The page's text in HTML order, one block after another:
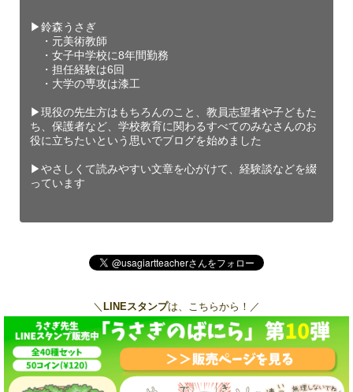
▶︎鈴森うさぎ
・元美術教師
・女子中学校に8年間勤務
・担任経験は6回
・大学の専攻は漆工
▶︎現役の先生方はもちろんのこと、教員志望者や子どもた
ち、保護者など、学校教育に関わるすべてのみなさんのお
役に立ちたいという思いでブログを始めました
▶︎やさしくて読みやすい文章を心がけて、経験談などを綴
っています
＼ LINEスタンプは、こちらから！／